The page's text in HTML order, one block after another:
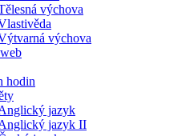
výchova
výchova
hodin
jazyk
jazyk II